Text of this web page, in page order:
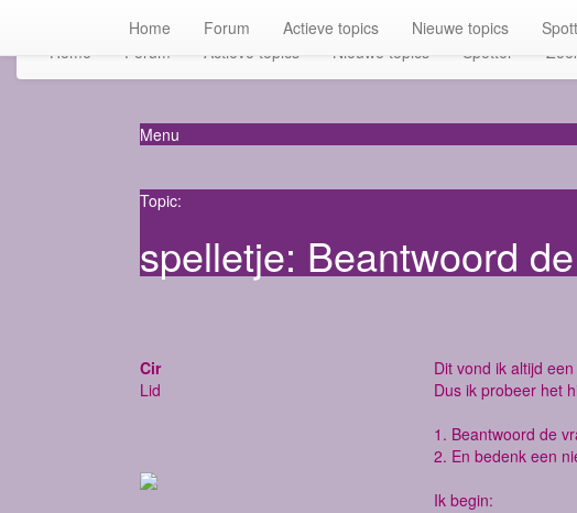
Home Forum Actieve topics Nieuwe topics Spotter
Home Forum Actieve topics Nieuwe topics
Menu
Topic:
spelletje: Beantwoord
Cir
Lid
Dit vond ik altijd
Dus ik probeer het
1. Beantwoord de
2. En bedenk een
Ik begin: